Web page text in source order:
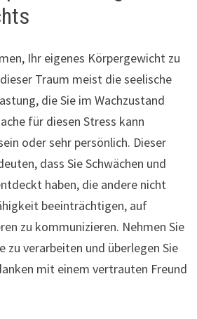
Ihr eigenes Körpergewicht zu
Traum meist die seelische
die Sie im Wachzustand
für diesen Stress kann
oder sehr persönlich. Dieser
dass Sie Schwächen und
haben, die andere nicht
beeinträchtigen, auf
zu kommunizieren. Nehmen Sie
zu verarbeiten und überlegen Sie
mit einem vertrauten Freund